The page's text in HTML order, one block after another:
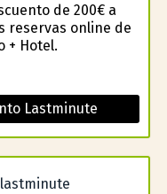
de 200€ a
reservas online de
+ Hotel.
Lastminute